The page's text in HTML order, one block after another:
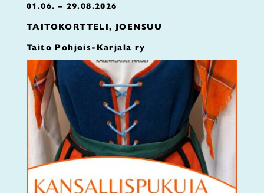
01.06. – 29.08.2026
TAITOKORTTELI, JOENSUU
Taito Pohjois-Karjala ry